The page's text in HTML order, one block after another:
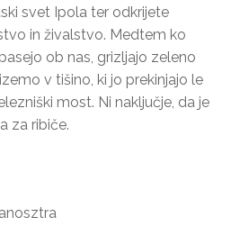
svet Ipola ter odkrijete
in živalstvo. Medtem ko
ob nas, grizljajo zeleno
v tišino, ki jo prekinjajo le
most. Ni naključje, da je
za ribiče.